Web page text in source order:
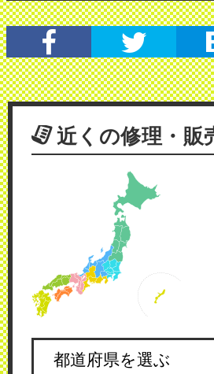
近くの修理・販